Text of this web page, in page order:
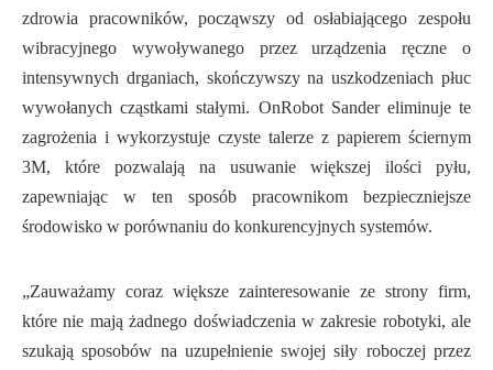
zdrowia pracowników, począwszy od osłabiającego zespołu
wibracyjnego wywoływanego przez urządzenia ręczne o
intensywnych drganiach, skończywszy na uszkodzeniach płuc
wywołanych cząstkami stałymi. OnRobot Sander eliminuje te
zagrożenia i wykorzystuje czyste talerze z papierem ściernym
3M, które pozwalają na usuwanie większej ilości pyłu,
zapewniając w ten sposób pracownikom bezpieczniejsze
środowisko w porównaniu do konkurencyjnych systemów.
„Zauważamy coraz większe zainteresowanie ze strony firm,
które nie mają żadnego doświadczenia w zakresie robotyki, ale
szukają sposobów na uzupełnienie swojej siły roboczej przez